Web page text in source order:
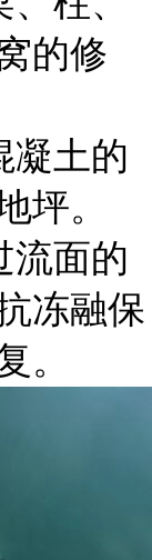
的修
凝土的
坪。
流面的
冻融保
。